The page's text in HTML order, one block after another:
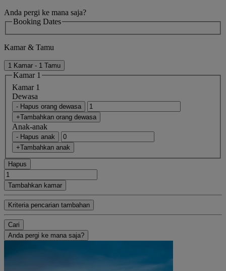
Anda pergi ke mana saja?
Booking Dates
Kamar & Tamu
1 Kamar - 1 Tamu
Kamar 1
Kamar 1
Dewasa
- Hapus orang dewasa
+Tambahkan orang dewasa
Anak-anak
- Hapus anak
+Tambahkan anak
Hapus
Tambahkan kamar
Kriteria pencarian tambahan
Cari
Anda pergi ke mana saja?